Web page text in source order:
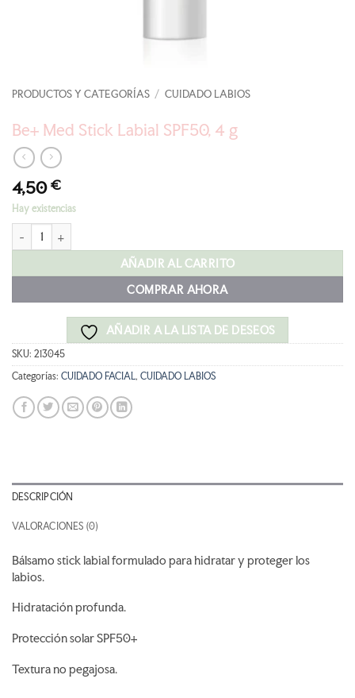
PRODUCTOS Y CATEGORÍAS / CUIDADO LABIOS
Be+ Med Stick Labial SPF50, 4 g
4,50 €
Hay existencias
Be+ Med Stick Labial SPF50, 4 g cantidad
AÑADIR AL CARRITO
COMPRAR AHORA
AÑADIR A LA LISTA DE DESEOS
SKU: 213045
Categorías: CUIDADO FACIAL, CUIDADO LABIOS
DESCRIPCIÓN
VALORACIONES (0)
Bálsamo stick labial formulado para hidratar y proteger los
labios.
Hidratación profunda.
Protección solar SPF50+
Textura no pegajosa.